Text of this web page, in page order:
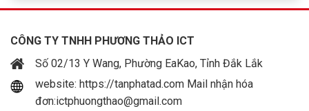
CÔNG TY TNHH PHƯƠNG THẢO ICT
Số 02/13 Y Wang, Phường EaKao, Tỉnh Đắk Lắk
website: https://tanphatad.com Mail nhận hóa
đơn:ictphuongthao@gmail.com